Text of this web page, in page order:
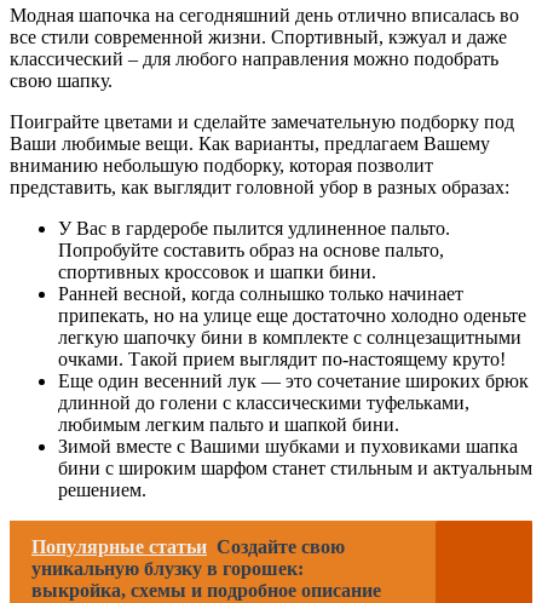
Модная шапочка на сегодняшний день отлично вписалась во
все стили современной жизни. Спортивный, кэжуал и даже
классический – для любого направления можно подобрать
свою шапку.
Поиграйте цветами и сделайте замечательную подборку под
Ваши любимые вещи. Как варианты, предлагаем Вашему
вниманию небольшую подборку, которая позволит
представить, как выглядит головной убор в разных образах:
У Вас в гардеробе пылится удлиненное пальто.
Попробуйте составить образ на основе пальто,
спортивных кроссовок и шапки бини.
Ранней весной, когда солнышко только начинает
припекать, но на улице еще достаточно холодно оденьте
легкую шапочку бини в комплекте с солнцезащитными
очками. Такой прием выглядит по-настоящему круто!
Еще один весенний лук — это сочетание широких брюк
длинной до голени с классическими туфельками,
любимым легким пальто и шапкой бини.
Зимой вместе с Вашими шубками и пуховиками шапка
бини с широким шарфом станет стильным и актуальным
решением.
Популярные статьи Создайте свою
уникальную блузку в горошек:
выкройка, схемы и подробное описание